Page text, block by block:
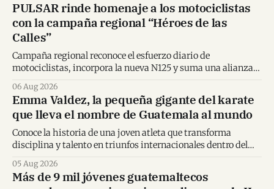
PULSAR rinde homenaje a los motociclistas
con la campaña regional “Héroes de las
Calles”
Campaña regional reconoce el esfuerzo diario de
motociclistas, incorpora la nueva N125 y suma una alianza
06 Aug 2026
Emma Valdez, la pequeña gigante del karate
que lleva el nombre de Guatemala al mundo
Conoce la historia de una joven atleta que transforma
disciplina y talento en triunfos internacionales dentro del
05 Aug 2026
Más de 9 mil jóvenes guatemaltecos